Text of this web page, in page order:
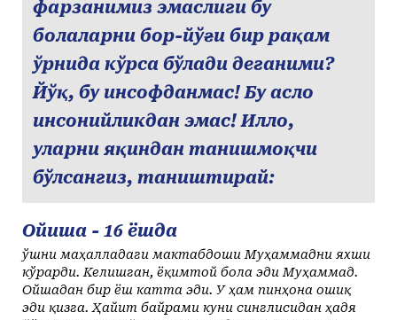
фарзанимиз эмаслиги бу
болаларни бор-йўғи бир рақам
ўрнида кўрса бўлади деганими?
Йўқ, бу инсофданмас! Бу асло
инсонийликдан эмас! Илло,
уларни яқиндан танишмоқчи
бўлсангиз, таништирай:
Ойиша - 16 ёшда
Қўшни маҳалладаги мактабдоши Муҳаммадни яхши
кўрарди. Келишган, ёқимтой бола эди Муҳаммад.
Ойшадан бир ёш катта эди. У ҳам пинҳона ошиқ
эди қизга. Ҳайит байрами куни синглисидан ҳадя